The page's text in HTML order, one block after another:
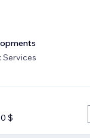
Services
$